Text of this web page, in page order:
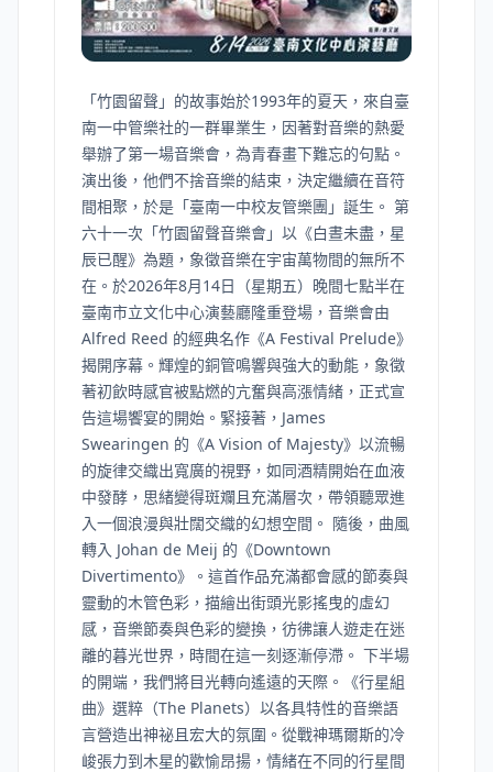
「竹園留聲」的故事始於1993年的夏天，來自臺
南一中管樂社的一群畢業生，因著對音樂的熱愛
舉辦了第一場音樂會，為青春畫下難忘的句點。
演出後，他們不捨音樂的結束，決定繼續在音符
間相聚，於是「臺南一中校友管樂團」誕生。 第
六十一次「竹園留聲音樂會」以《白晝未盡，星
辰已醒》為題，象徵音樂在宇宙萬物間的無所不
在。於2026年8月14日（星期五）晚間七點半在
臺南市立文化中心演藝廳隆重登場，音樂會由
Alfred Reed 的經典名作《A Festival Prelude》
揭開序幕。輝煌的銅管鳴響與強大的動能，象徵
著初飲時感官被點燃的亢奮與高漲情緒，正式宣
告這場饗宴的開始。緊接著，James
Swearingen 的《A Vision of Majesty》以流暢
的旋律交織出寬廣的視野，如同酒精開始在血液
中發酵，思緒變得斑斕且充滿層次，帶領聽眾進
入一個浪漫與壯闊交織的幻想空間。 隨後，曲風
轉入 Johan de Meij 的《Downtown
Divertimento》。這首作品充滿都會感的節奏與
靈動的木管色彩，描繪出街頭光影搖曳的虛幻
感，音樂節奏與色彩的變換，彷彿讓人遊走在迷
離的暮光世界，時間在這一刻逐漸停滯。 下半場
的開端，我們將目光轉向遙遠的天際。《行星組
曲》選粹（The Planets）以各具特性的音樂語
言營造出神祕且宏大的氛圍。從戰神瑪爾斯的冷
峻張力到木星的歡愉昂揚，情緒在不同的行星間